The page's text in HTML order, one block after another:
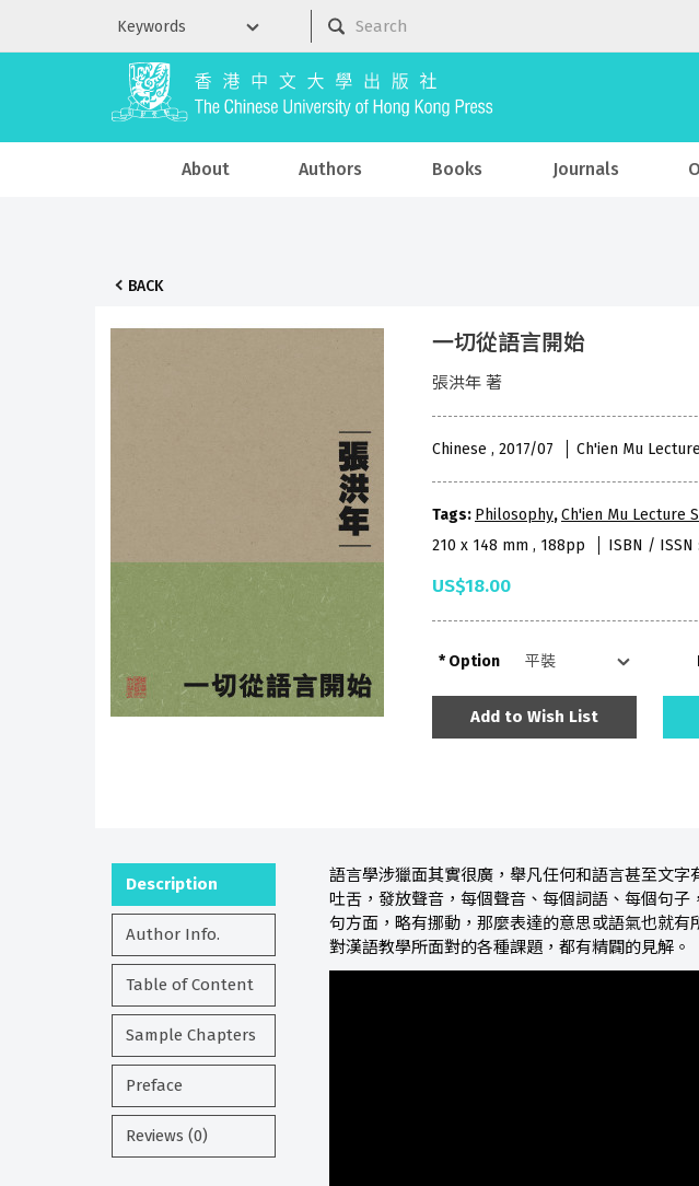
About Authors Books Journals
BACK
一切從語言開始
張洪年 著
Chinese , 2017/07 Ch'ien Mu
Tags: Philosophy,Ch'ien Mu Lecture
210 x 148 mm , 188pp
ISBN / ISSN
US$18.00
Option
Add to Wish List
Description
Author Info.
Table of Content
Sample Chapters
Preface
Reviews (0)
語言學涉獵面其實很廣，舉凡任何和語言甚至文
吐舌，發放聲音，每個聲音、每個詞語、每個句
句方面，略有挪動，那麼表達的意思或語氣也就
對漢語教學所面對的各種課題，都有精闢的見解。